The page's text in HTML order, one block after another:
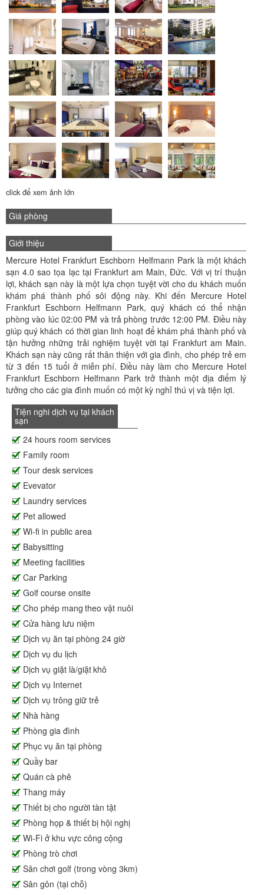
click để xem ảnh lớn
Giá phòng
Giới thiệu
Mercure Hotel Frankfurt Eschborn Helfmann Park là một khách
sạn 4.0 sao tọa lạc tại Frankfurt am Main, Đức. Với vị trí thuận
lợi, khách sạn này là một lựa chọn tuyệt vời cho du khách muốn
khám phá thành phố sôi động này. Khi đến Mercure Hotel
Frankfurt Eschborn Helfmann Park, quý khách có thể nhận
phòng vào lúc 02:00 PM và trả phòng trước 12:00 PM. Điều này
giúp quý khách có thời gian linh hoạt để khám phá thành phố và
tận hưởng những trải nghiệm tuyệt vời tại Frankfurt am Main.
Khách sạn này cũng rất thân thiện với gia đình, cho phép trẻ em
từ 3 đến 15 tuổi ở miễn phí. Điều này làm cho Mercure Hotel
Frankfurt Eschborn Helfmann Park trở thành một địa điểm lý
tưởng cho các gia đình muốn có một kỳ nghỉ thú vị và tiện lợi.
Tiện nghi dịch vụ tại khách
sạn
24 hours room services
Family room
Tour desk services
Evevator
Laundry services
Pet allowed
Wi-fi in public area
Babysitting
Meeting facilities
Car Parking
Golf course onsite
Cho phép mang theo vật nuôi
Cửa hàng lưu niệm
Dịch vụ ăn tại phòng 24 giờ
Dịch vụ du lịch
Dịch vụ giặt là/giặt khô
Dịch vụ Internet
Dịch vụ trông giữ trẻ
Nhà hàng
Phòng gia đình
Phục vụ ăn tại phòng
Quầy bar
Quán cà phê
Thang máy
Thiết bị cho người tàn tật
Phòng họp & thiết bị hội nghị
Wi-Fi ở khu vực công cộng
Phòng trò chơi
Sân chơi golf (trong vòng 3km)
Sân gôn (tại chỗ)